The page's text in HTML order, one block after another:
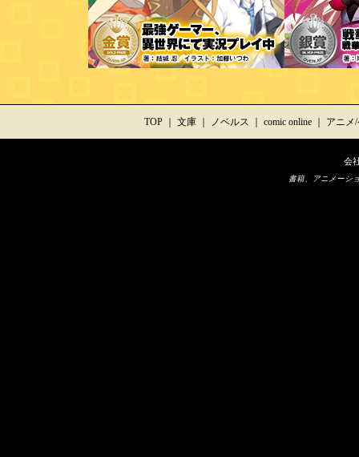
TOP ｜ 文庫 ｜ ノベルス ｜ comic online ｜ アニメ
会
書籍、アニメーシ